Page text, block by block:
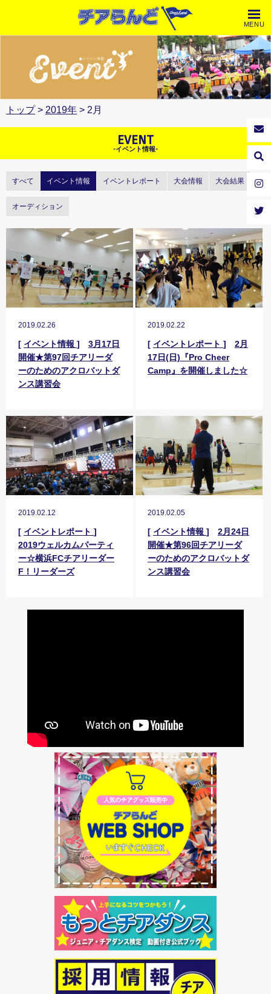
MENU
トップ> 2019年 > 2月
EVENT
-イベント情報-
すべて イベント情報 イベントレポート 大会情報 大会結果
オーディション
2019.02.26
[ イベント情報 ] 3月17日
開催★第97回チアリーダ
ーのためのアクロバットダ
ンス講習会
2019.02.22
[ イベントレポート ] 2月
17日(日)『Pro Cheer
Camp』を開催しました☆
2019.02.12
[ イベントレポート ]
2019ウェルカムパーティ
ー☆横浜FCチアリーダー
F！リーダーズ
2019.02.05
[ イベント情報 ] 2月24日
開催★第96回チアリーダ
ーのためのアクロバットダ
ンス講習会